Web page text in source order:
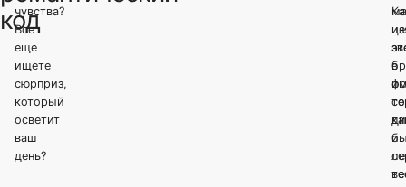
код
чувства?
Все
еще
ищете
сюрприз,
который
осветит
ваш
день?
в
и